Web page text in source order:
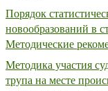
Порядок
новообразований в
Методические
Методика участия
трупа на месте